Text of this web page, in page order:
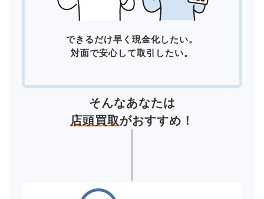
できるだけ早く現金化したい。
対面で安心して取引したい。
そんなあなたは
店頭買取がおすすめ！